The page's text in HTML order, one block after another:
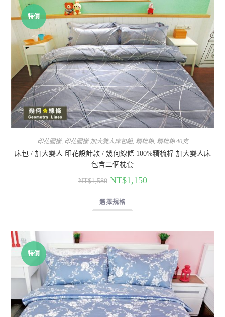
特價
印花圖樣, 印花圖樣-加大雙人床包組, 精梳棉, 精梳棉 40支
床包 / 加大雙人 印花設計款 / 幾何線條 100%精梳棉 加大雙人床
包含二個枕套
NT$1,580 NT$1,150
選擇規格
特價